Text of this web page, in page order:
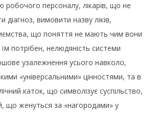
робочого персоналу, лікарів, що не
вимовити назву ліків,
що поняття не мають чим вони
потрібен, нелюдяність системи
узалежнення усього навколо,
«універсальними» цінностями, та в
каток, що символізує суспільство,
що женуться за «нагородами» у